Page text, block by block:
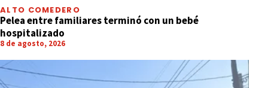
ALTO COMEDERO
Pelea entre familiares terminó con un bebé
hospitalizado
8 de agosto, 2026